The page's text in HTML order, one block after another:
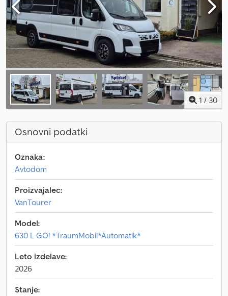
1 / 30
Osnovni podatki
Oznaka:
Avtodom
Proizvajalec:
VanTourer
Model:
630 L GO! *TraumMobil*Automatik*
Leto izdelave:
2026
Stanje: